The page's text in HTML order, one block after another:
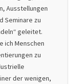
Ausstellungen
Seminare zu
geleitet.
ich Menschen
zu
der wenigen,